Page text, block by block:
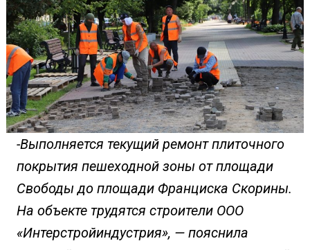
-Выполняется текущий ремонт плиточного
покрытия пешеходной зоны от площади
Свободы до площади Франциска Скорины.
На объекте трудятся строители ООО
«Интерстройиндустрия», — пояснила